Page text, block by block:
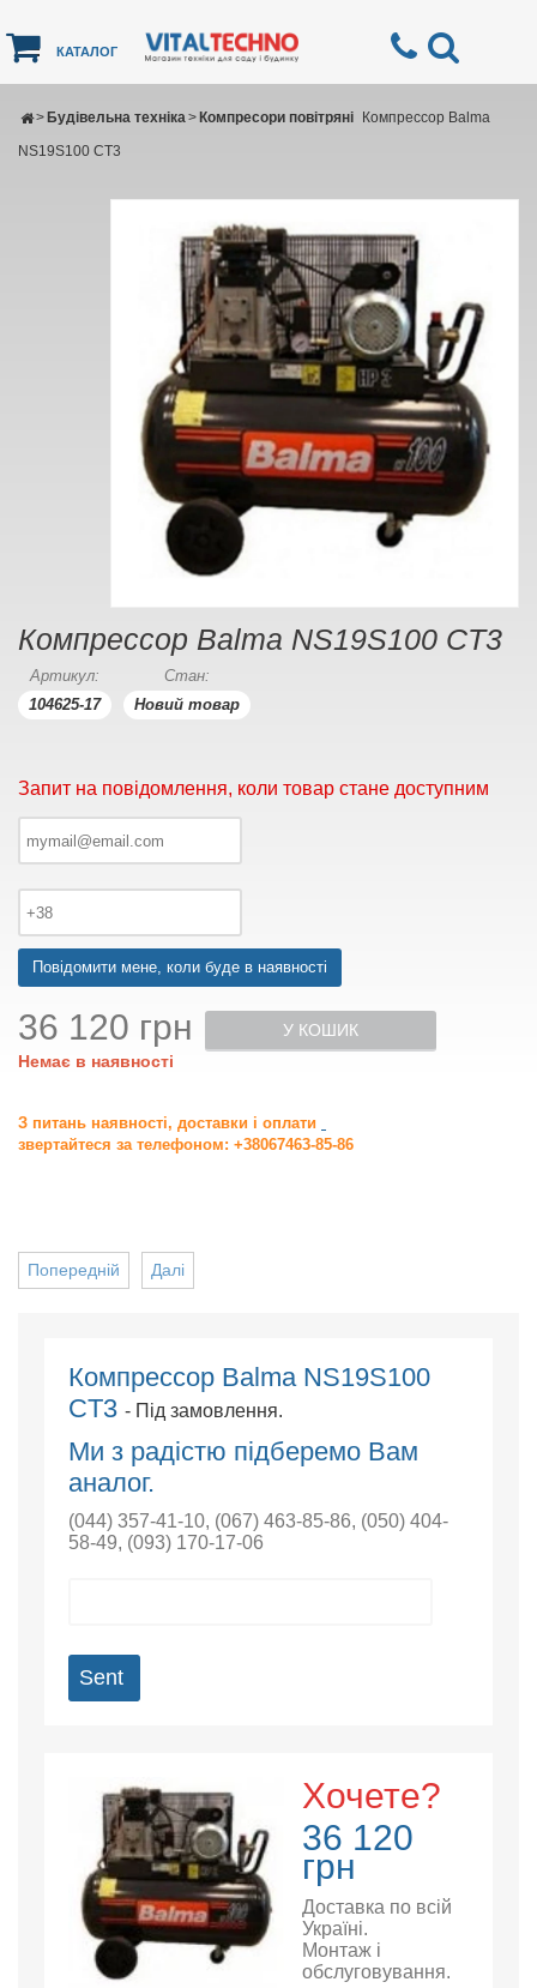
КАТАЛОГ
Будівельна техніка
> Компресори повітряні
>
Компрессор Balma
NS19S100 CT3
Компрессор Balma NS19S100 CT3
Артикул:
104625-17
Стан:
Новий товар
Запит на повідомлення, коли товар стане доступним
Повідомити мене, коли буде в наявності
36 120 грн
Немає в наявності
У КОШИК
З питань наявності, доставки і оплати
звертайтеся за телефоном: +38067463-85-86
Далі
Попередній
Компрессор Balma NS19S100
CT3 - Під замовлення.
Ми з радістю підберемо Вам
аналог.
(044) 357-41-10, (067) 463-85-86, (050) 404-
58-49, (093) 170-17-06
Sent
Хочете?
36 120
грн
Доставка по всій
Україні.
Монтаж і
обслуговування.